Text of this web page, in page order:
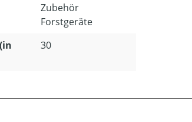
Zubehör
Forstgeräte
30